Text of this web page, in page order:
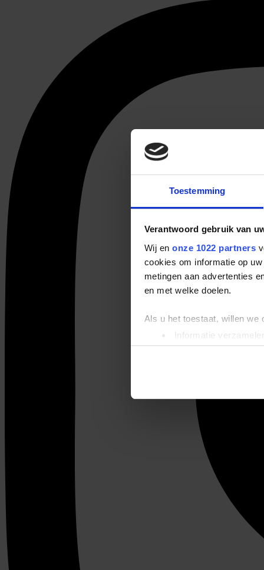
Toestemming
Verantwoord gebruik van
Wij en onze 1022 partners
cookies om informatie op
metingen aan advertenties
en met welke doelen.
Als u het toestaat, willen we
Informatie
Uw apparaat
Lees meer over hoe uw
We gebruiken cookies om
websiteverkeer te
media, adverteren en
verstrekt of die ze hebben